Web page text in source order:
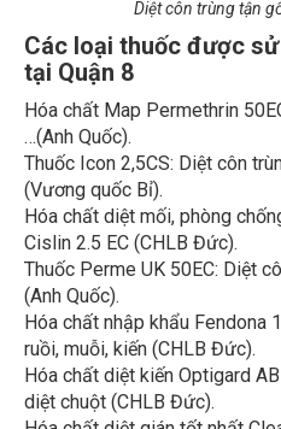
Các loại thuốc được
tại Quận 8
Hóa chất Map Permethrin
…(Anh Quốc).
Thuốc Icon 2,5CS: Diệt côn
(Vương quốc Bỉ).
Hóa chất diệt mối, phòng
Cislin 2.5 EC (CHLB Đức).
Thuốc Perme UK 50EC: Diệt
(Anh Quốc).
Hóa chất nhập khẩu Fendona
ruồi, muỗi, kiến (CHLB Đức).
Hóa chất diệt kiến Optigard
diệt chuột (CHLB Đức).
Hóa chất diệt gián tốt nhất